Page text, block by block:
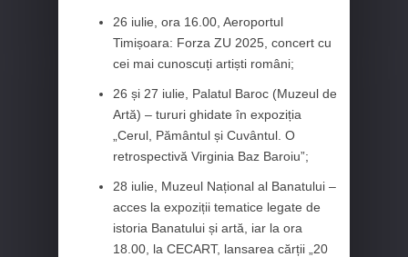
26 iulie, ora 16.00, Aeroportul
Timișoara: Forza ZU 2025, concert cu
cei mai cunoscuți artiști români;
26 și 27 iulie, Palatul Baroc (Muzeul de
Artă) – tururi ghidate în expoziția
„Cerul, Pământul și Cuvântul. O
retrospectivă Virginia Baz Baroiu”;
28 iulie, Muzeul Național al Banatului –
acces la expoziții tematice legate de
istoria Banatului și artă, iar la ora
18.00, la CECART, lansarea cărții „20